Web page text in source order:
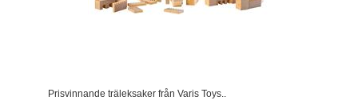
Prisvinnande träleksaker från Varis Toys..